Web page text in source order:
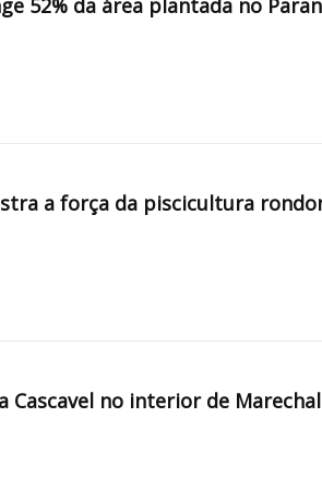
52% da área plantada no
a força da piscicultura
Cascavel no interior de Marechal